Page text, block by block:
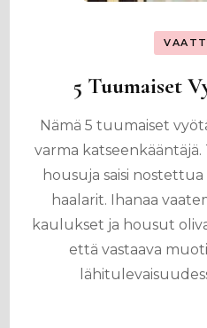
5 Tuumaiset
Nämä 5 tuumaiset
varma
housuja saisi
haalarit. Ihanaa
kaulukset ja housut
että vastaava